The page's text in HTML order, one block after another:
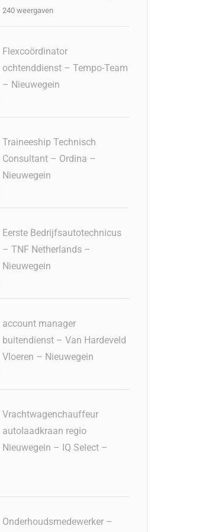
240 weergaven
Flexcoördinator
ochtenddienst – Tempo-Team
– Nieuwegein
Traineeship Technisch
Consultant – Ordina –
Nieuwegein
Eerste Bedrijfsautotechnicus
– TNF Netherlands –
Nieuwegein
account manager
buitendienst – Van Hardeveld
Vloeren – Nieuwegein
Vrachtwagenchauffeur
autolaadkraan regio
Nieuwegein – IQ Select –
Onderhoudsmedewerker –